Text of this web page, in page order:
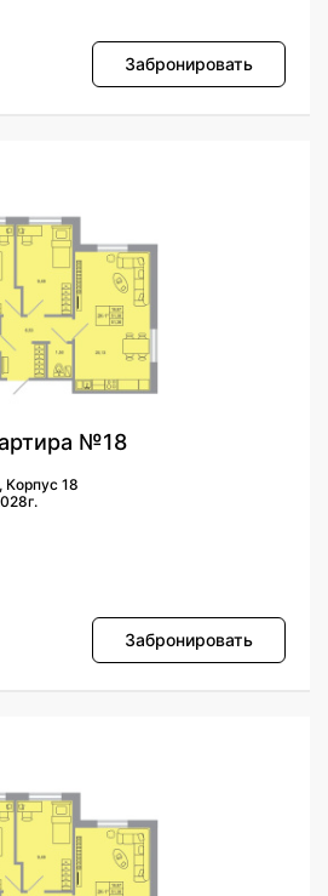
Забронировать
№18
18
Забронировать